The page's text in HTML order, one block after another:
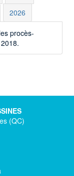
2026
procès-
(QC)